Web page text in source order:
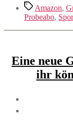
Schlagwörter
Amazon,
Probeabo,
Eine neue
ihr